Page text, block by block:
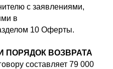
с заявлениями,
в
10 Оферты.
ПОРЯДОК ВОЗВРАТА
составляет 79 000